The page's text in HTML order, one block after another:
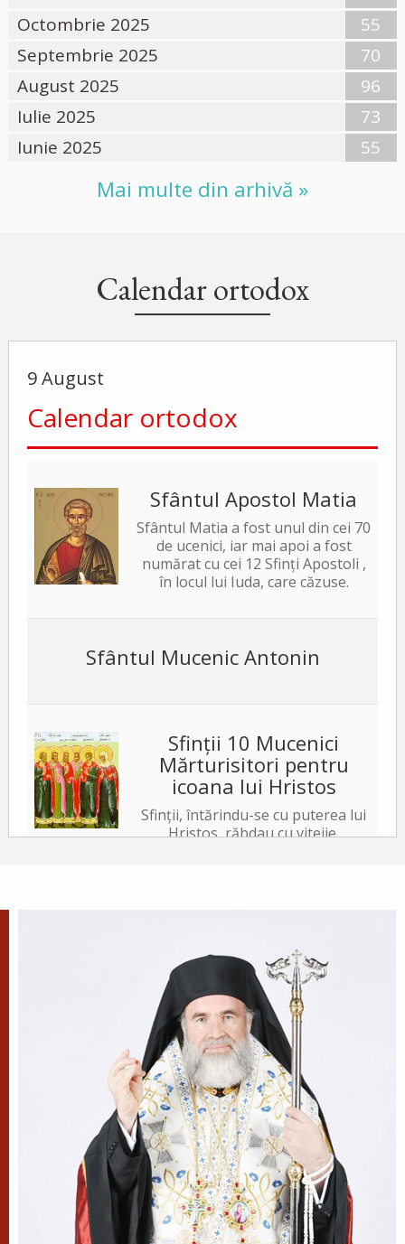
Octombrie 2025
55
Septembrie 2025
70
August 2025
96
Iulie 2025
73
Iunie 2025
55
Mai multe din arhivă »
Calendar ortodox
9 August
Calendar ortodox
Sfântul Apostol Matia
Sfântul Matia a fost unul din cei 70
de ucenici, iar mai apoi a fost
numărat cu cei 12 Sfinți Apostoli ,
în locul lui Iuda, care căzuse.
Sfântul Mucenic Antonin
Sfinții 10 Mucenici
Mărturisitori pentru
icoana lui Hristos
Sfinții, întărindu-se cu puterea lui
Hristos, răbdau cu vitejie,
✝) Duminica a 10-a după
Rusalii (Vindecarea
lunaticului)
În vremea aceea s-a apropiat de
Iisus un om, îngenunchind
înaintea Lui și zicându-I: Doamne, miluiește pe
fiul meu, că este lunatic și pătimește rău,
căci adesea...
Apostolul zilei
Fraților, mi se pare că Dumnezeu, pe noi, apostolii,
ne-a arătat ca pe cei din urmă oameni, ca pe niște
osândiți la moarte, fiindcă ne-am făcut priveliște